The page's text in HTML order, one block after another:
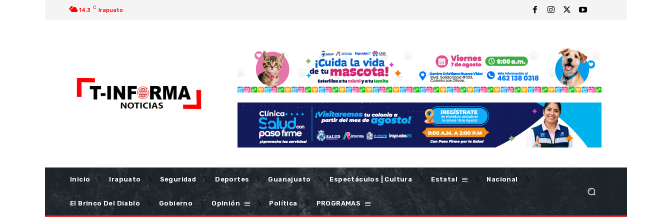
14.3 C Irapuato
Inicio Irapuato Seguridad Deportes Guanajuato Espectáculos | Cultura Estatal Nacional
El Brinco Del Diablo Gobierno Opinión Política PROGRAMAS